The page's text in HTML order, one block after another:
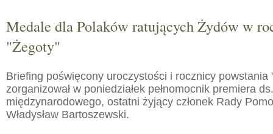
Medale dla Polaków ratujących Żydów w
"Żegoty"
Briefing poświęcony uroczystości i rocznicy powstania
zorganizował w poniedziałek pełnomocnik premiera
międzynarodowego, ostatni żyjący członek Rady
Władysław Bartoszewski.